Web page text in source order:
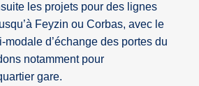
les projets pour des lignes
Feyzin ou Corbas, avec le
modale d’échange des portes du
notamment pour
gare.